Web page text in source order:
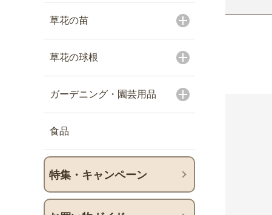
草花の苗
草花の球根
ガーデニング・園芸用品
食品
特集・キャンペーン